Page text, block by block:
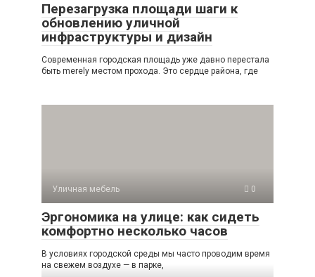
Перезагрузка площади шаги к
обновлению уличной
инфраструктуры и дизайн
Современная городская площадь уже давно перестала
быть merely местом прохода. Это сердце района, где
Уличная мебель 0
Эргономика на улице: как сидеть
комфортно несколько часов
В условиях городской среды мы часто проводим время
на свежем воздухе — в парке,